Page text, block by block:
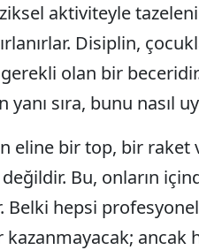
aktiviteyle
Disiplin,
olan bir
sıra, bunu nasıl
eline bir top, bir
Bu, onların
Belki hepsi
kazanmayacak;